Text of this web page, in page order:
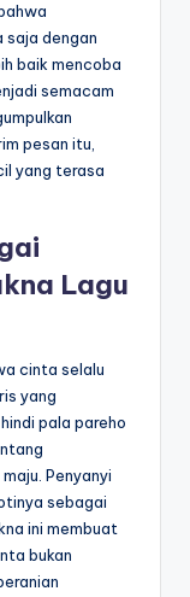
saja dengan
baik mencoba
semacam
pesan itu,
yang terasa
Lagu
cinta selalu
yang
pala pareho
Penyanyi
sebagai
ini membuat
bukan